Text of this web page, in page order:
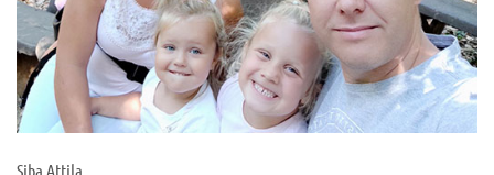
Siba Attila